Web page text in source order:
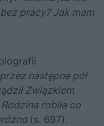
pracy? Jak mam
przez następne pół
Związkiem
robiła co
(s. 697).